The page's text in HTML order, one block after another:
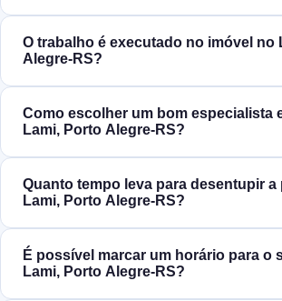
O trabalho é executado no imóvel no
Alegre‑RS?
Como escolher um bom especialista
Lami, Porto Alegre‑RS?
Quanto tempo leva para desentupir a
Lami, Porto Alegre‑RS?
É possível marcar um horário para o
Lami, Porto Alegre‑RS?